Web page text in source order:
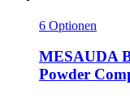
6 Optionen
MESAUDA
Powder